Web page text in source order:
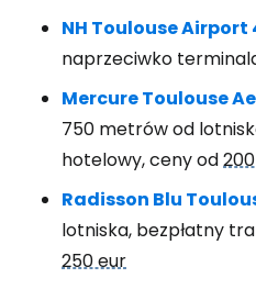
NH Toulouse Airport
naprzeciwko
Mercure Toulouse
750 metrów od
hotelowy, ceny od
Radisson Blu
lotniska, bezpłatny
250 eur